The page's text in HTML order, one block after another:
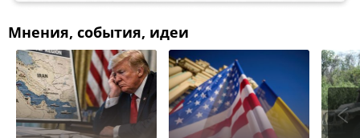
Мнения, события, идеи